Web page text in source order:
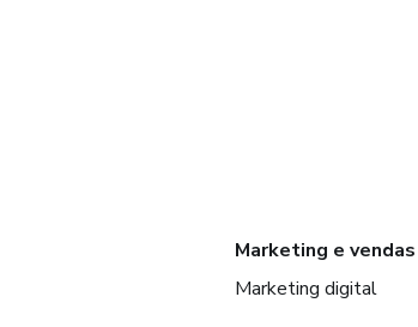
Marketing e vendas
Marketing digital